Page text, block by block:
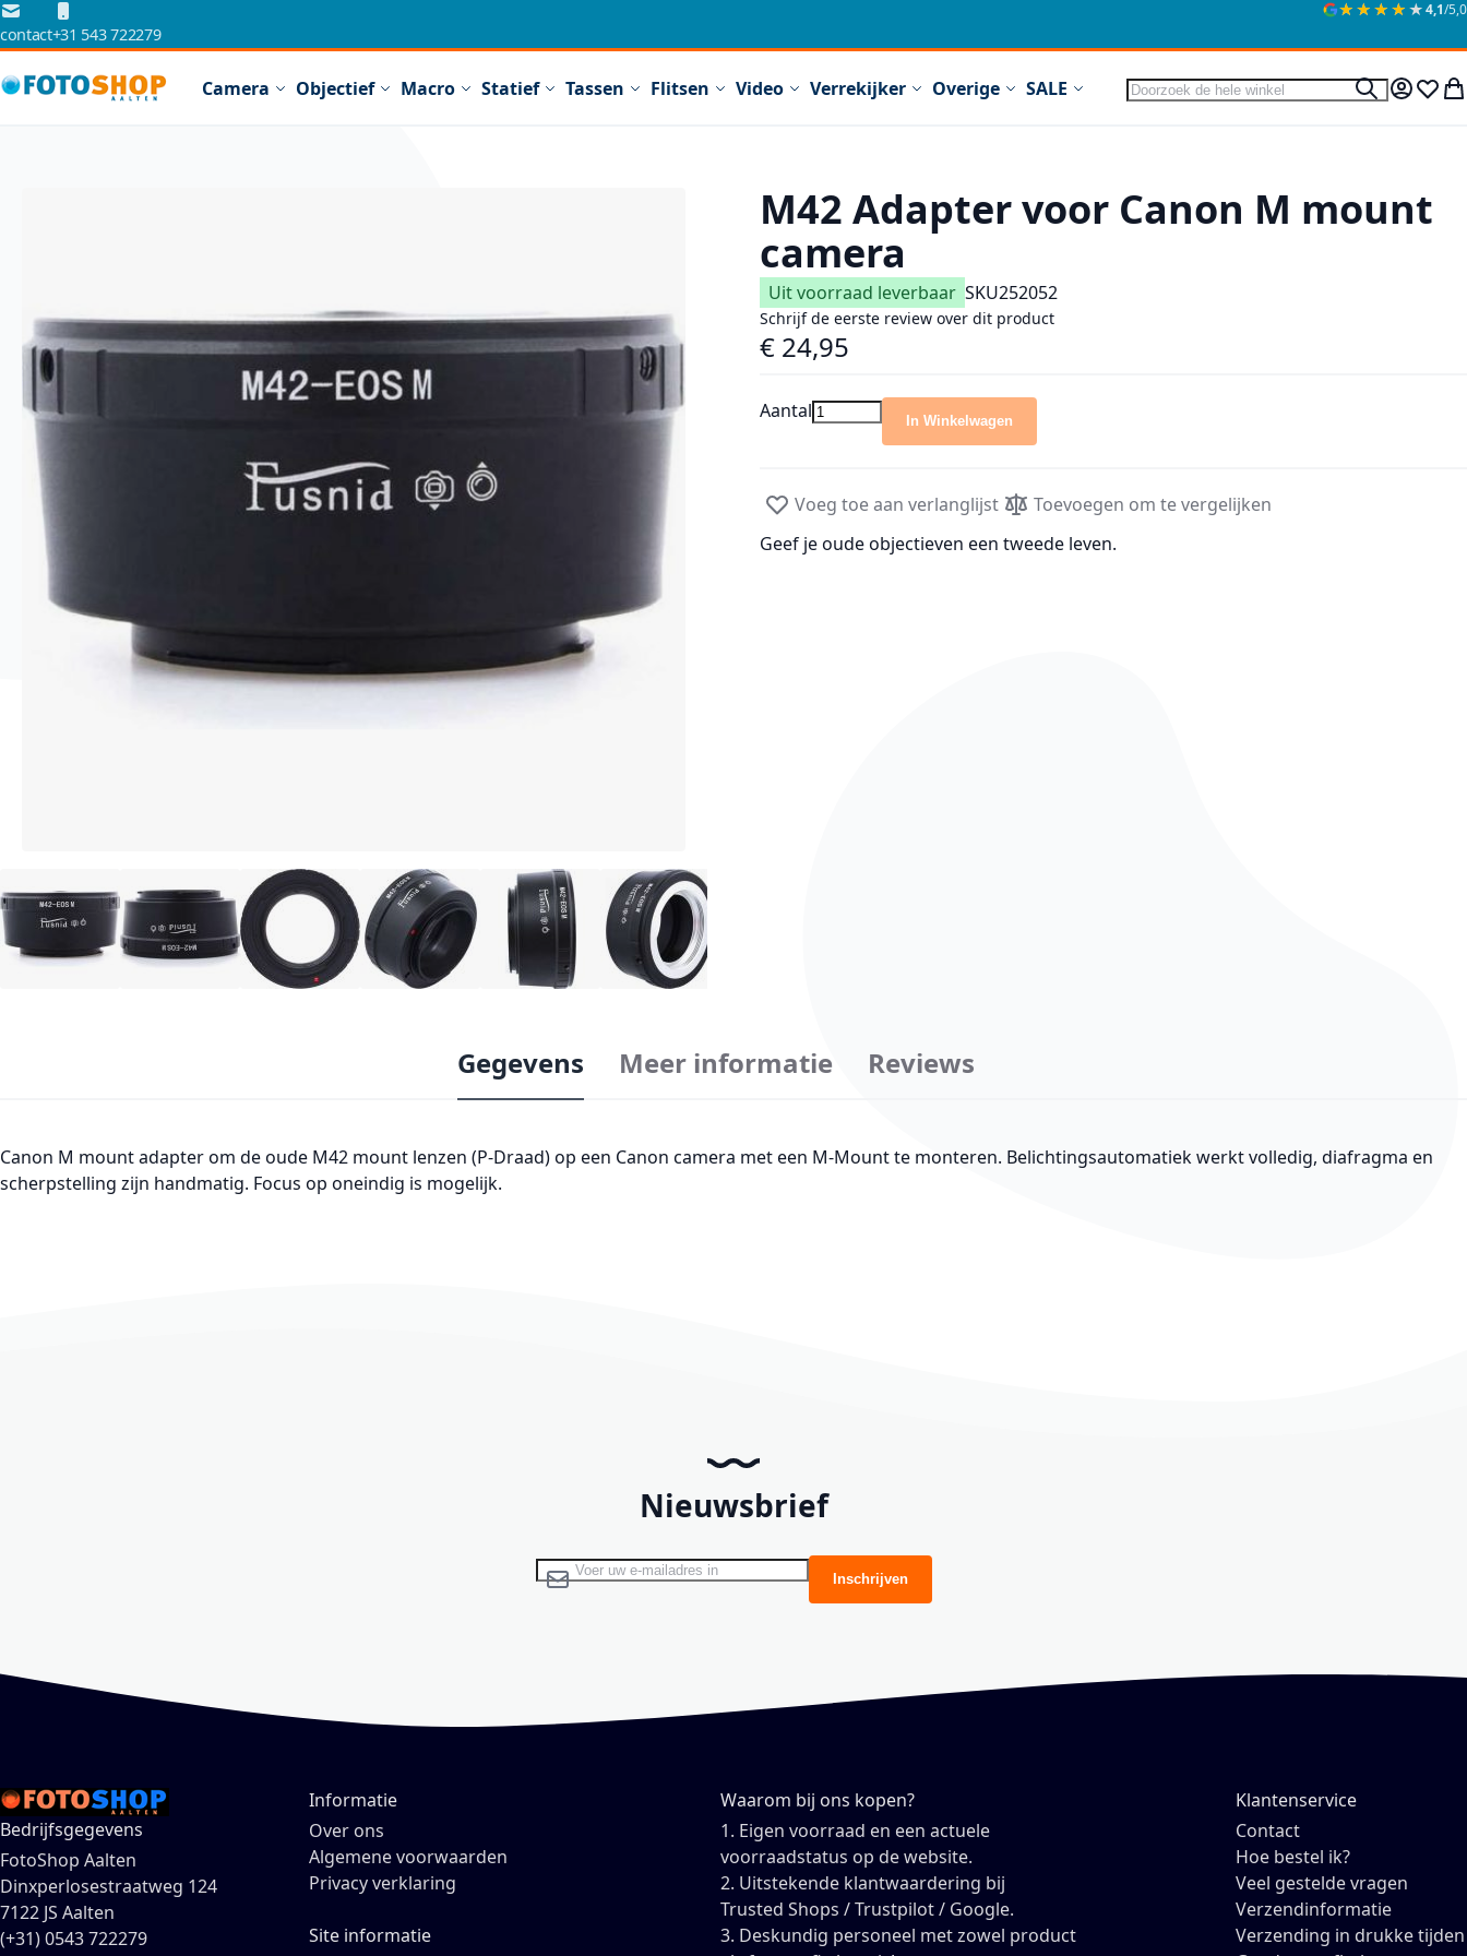
Ga naar de inhoud
contact+31 543 722279
★★★★★
★★★★★4,1/5,0
Camera Objectief Macro Statief Tassen Flitsen Video Verrekijker Overige SALE Zoek
ZoekMijn
M42 Adapter voor Canon M mount
camera
Uit voorraad leverbaar SKU252052
Schrijf de eerste review over dit product
€ 24,95
Aantal In Winkelwagen
Voeg toe aan verlanglijst
Toevoegen om te vergelijken
Geef je oude objectieven een tweede leven.
Gegevens
Canon M mount adapter om de oude M42 mount lenzen (P-Draad) op een Canon camera met een M-Mount te monteren. Belichtingsautomatiek werkt volledig, diafragma en
scherpstelling zijn handmatig. Focus op oneindig is mogelijk.
Meer informatie Reviews
Nieuwsbrief
Abonneer u op onze nieuwsbrief Inschrijven
Bedrijfsgegevens
FotoShop Aalten
Dinxperlosestraatweg 124
7122 JS Aalten
(+31) 0543 722279
Informatie
Over ons
Algemene voorwaarden
Privacy verklaring
Site informatie
Waarom bij ons kopen?
1. Eigen voorraad en een actuele
voorraadstatus op de website.
2. Uitstekende klantwaardering bij
Trusted Shops / Trustpilot / Google.
3. Deskundig personeel met zowel product
Klantenservice
Contact
Hoe bestel ik?
Veel gestelde vragen
Verzendinformatie
Verzending in drukke tijden